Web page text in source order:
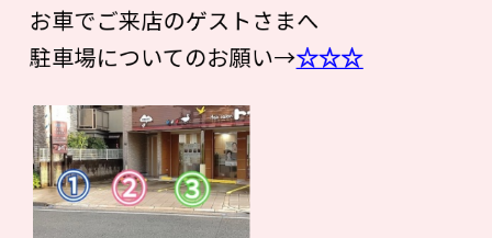
お車でご来店のゲストさまへ
駐車場についてのお願い→☆☆☆